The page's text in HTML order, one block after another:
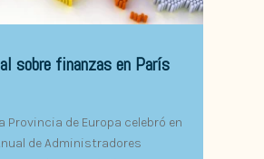
sobre finanzas en París
Provincia de Europa celebró en
de Administradores